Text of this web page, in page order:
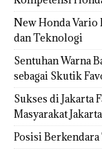
New Honda Vario
dan Teknologi
Sentuhan Warna
sebagai Skutik
Sukses di Jakarta
Masyarakat
Posisi